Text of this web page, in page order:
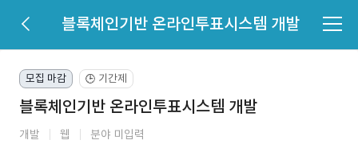
블록체인기반 온라인투표시스템 개발
모집 마감 🕒 기간제
블록체인기반 온라인투표시스템 개발
개발 웹 분야 미입력